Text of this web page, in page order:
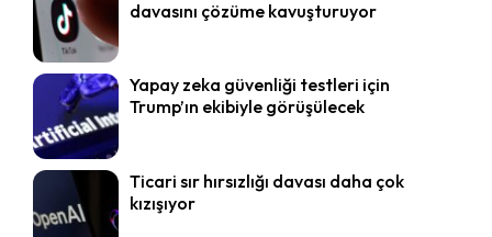
davasını çözüme kavuşturuyor
Yapay zeka güvenliği testleri için
Trump’ın ekibiyle görüşülecek
Ticari sır hırsızlığı davası daha çok
kızışıyor